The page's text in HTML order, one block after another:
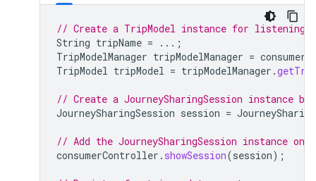
// Create a TripModel instance for
String tripName =
...;
TripModelManager tripModelManager =
TripModel tripModel = tripModelManager .
// Create a JourneySharingSession instance
JourneySharingSession session =
// Add the JourneySharingSession instance
consumerController . showSession(session);